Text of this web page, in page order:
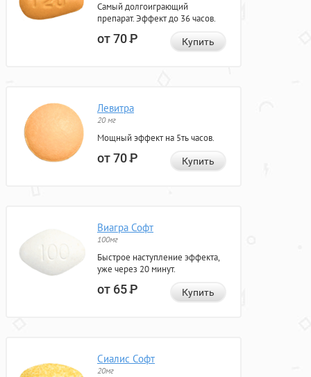
Самый долгоиграющий
препарат. Эффект до 36 часов.
от 70Р Купить
Левитра
20 мг
Мощный эффект на 5ть часов.
от 70Р Купить
Виагра Софт
100мг
Быстрое наступление эффекта,
уже через 20 минут.
от 65Р Купить
Сиалис Софт
20мг